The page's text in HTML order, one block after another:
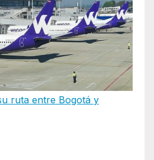
ruta entre Bogotá y